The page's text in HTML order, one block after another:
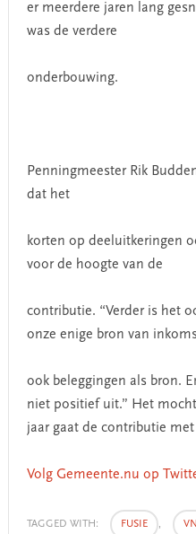
er meerdere jaren lang
was de verdere
onderbouwing.
Penningmeester Rik
dat het
korten op deeluitkeringen
voor de hoogte van de
contributie. “Verder is het
onze enige bron van
ook beleggingen als bron.
niet positief uit.” Het
jaar gaat de contributie
Volg Gemeente.nu op
TAGGED WITH: FUSIE ,